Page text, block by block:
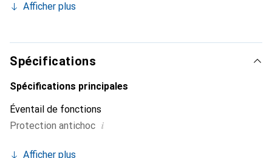
smartphone. La marque Noreve est reconnue
constitue toujours un bon choix pour le client exigeant.
Afficher plus
Spécifications
Spécifications principales
Éventail de fonctions
Protection antichoc i
Afficher plus